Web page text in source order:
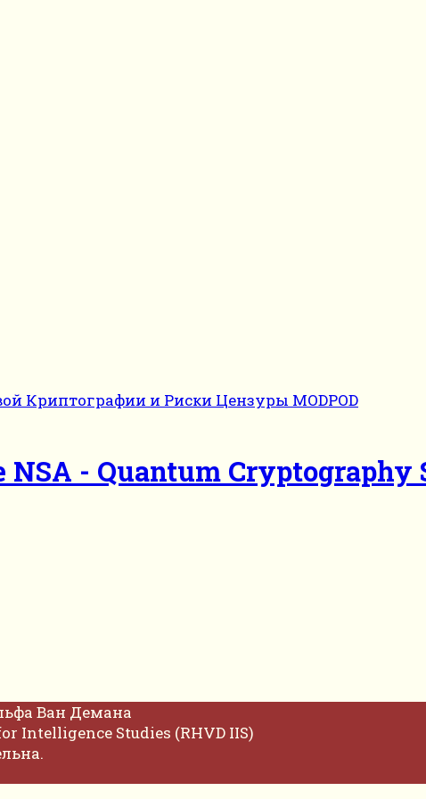
- Quantum Cryptography
Ван Демана
Intelligence Studies (RHVD IIS)